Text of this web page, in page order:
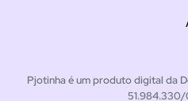
Pjotinha é um produto digital da